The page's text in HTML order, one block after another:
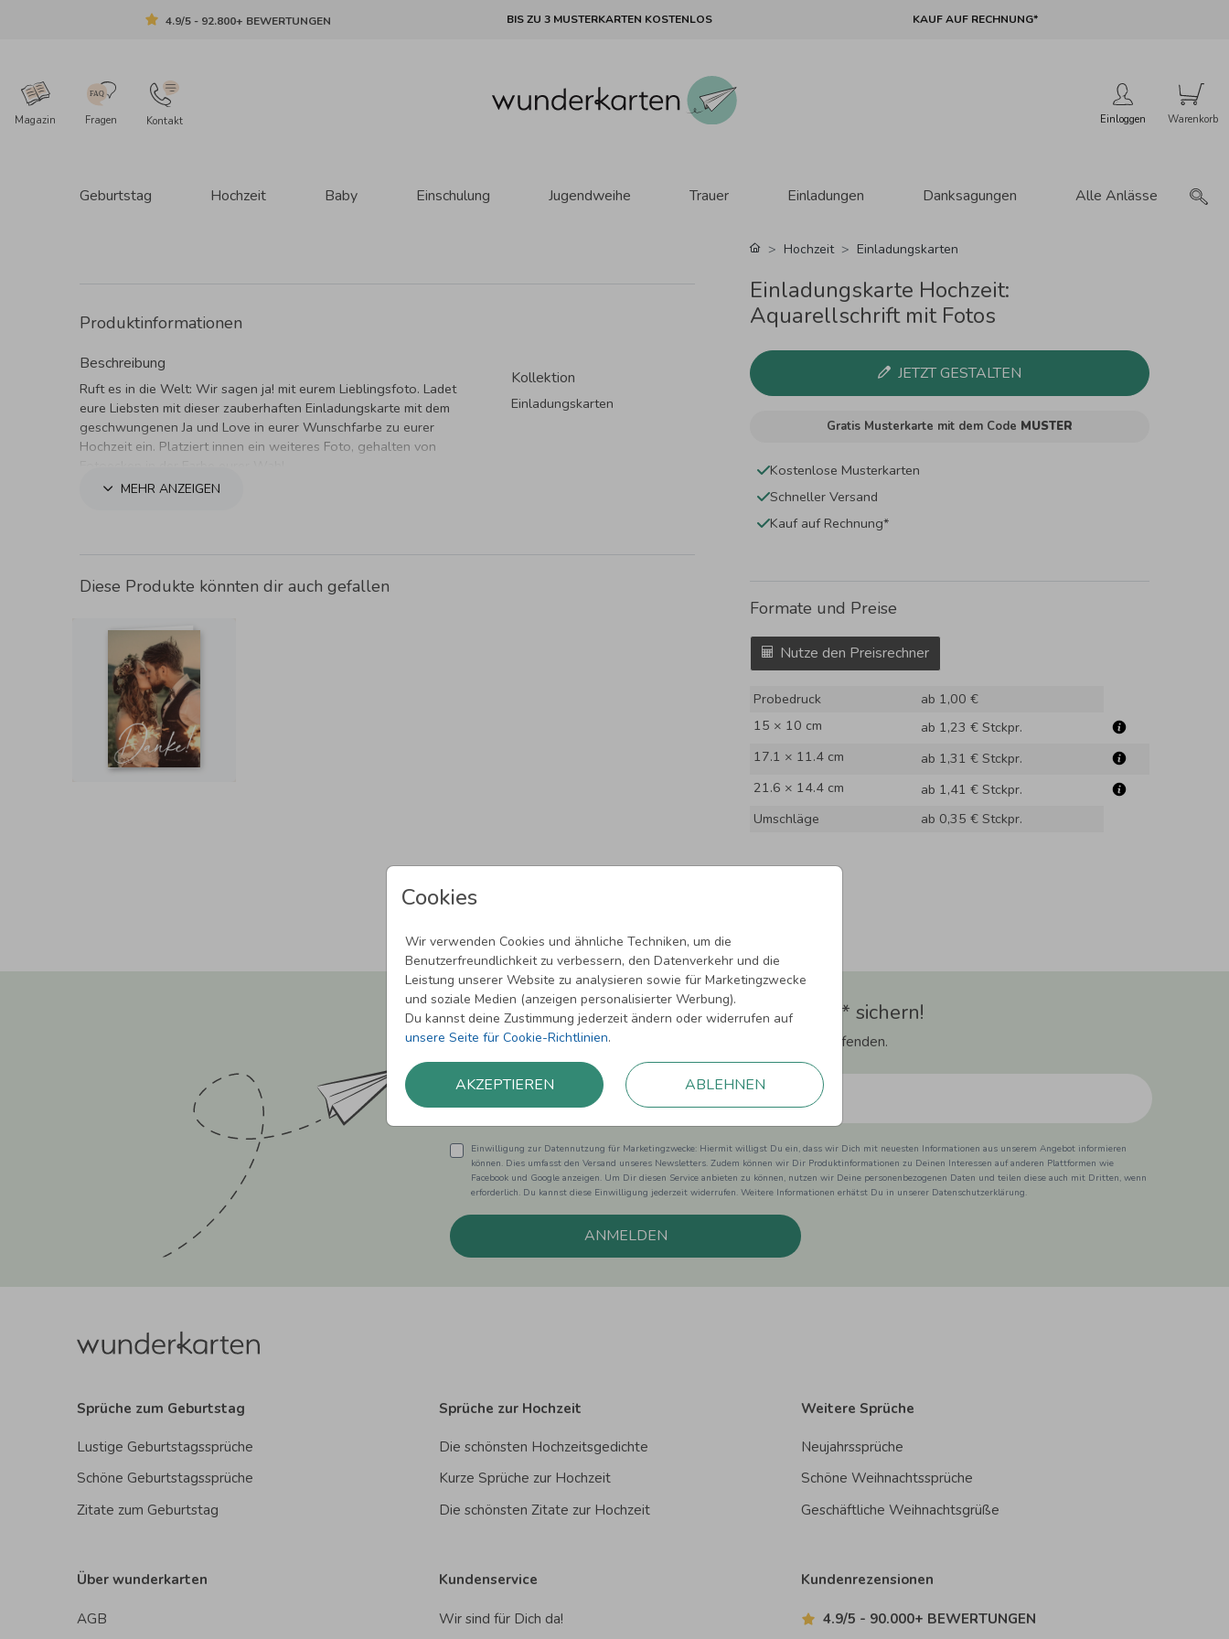
4.9/5 - 92.800+ BEWERTUNGEN BIS ZU 3 MUSTERKARTEN KOSTENLOS KAUF AUF RECHNUNG*
Magazin Fragen Kontakt Einloggen
Geburtstag Hochzeit Baby Einschulung Jugendweihe Trauer Einladungen Danksagungen Alle Anlässe
Cookies
Wir verwenden Cookies und ähnliche Techniken, um die
Benutzerfreundlichkeit zu verbessern, den Datenverkehr und die
Leistung unserer Website zu analysieren sowie für Marketingzwecke
und soziale Medien (anzeigen personalisierter Werbung).
Du kannst deine Zustimmung jederzeit ändern oder widerrufen auf
unsere Seite für Cookie-Richtlinien.
AKZEPTIEREN ABLEHNEN
Produktinformationen
Beschreibung
Ruft es in die Welt: Wir sagen ja! mit eurem Lieblingsfoto. Ladet
eure Liebsten mit dieser zauberhaften Einladungskarte mit dem
geschwungenen Ja und Love in eurer Wunschfarbe zu eurer
Hochzeit ein. Platziert innen ein weiteres Foto, gehalten von
MEHR ANZEIGEN
Kollektion
Einladungskarten
Diese Produkte könnten dir auch gefallen
Hochzeit Einladungskarten
Einladungskarte Hochzeit:
Aquarellschrift mit Fotos
JETZT GESTALTEN
Gratis Musterkarte mit dem Code MUSTER
Kostenlose Musterkarten
Schneller Versand
Kauf auf Rechnung*
Formate und Preise
Nutze den Preisrechner
Probedruck
ab 1,00 €
15 × 10 cm
ab 1,23 € Stckpr.
17.1 × 11.4 cm
ab 1,31 € Stckpr.
21.6 × 14.4 cm
ab 1,41 € Stckpr.
Umschläge
ab 0,35 € Stckpr.
Newsletter abonnieren und 5,00 € Rabatt** sichern!
Melde Dich zu unserem Newsletter an und bleibe auf dem Laufenden.
Einwilligung zur Datennutzung für Marketingzwecke: Hiermit willigst Du ein, dass wir Dich mit neuesten Informationen aus unserem Angebot informieren
können. Dies umfasst den Versand unseres Newsletters. Zudem können wir Dir Produktinformationen zu Deinen Interessen auf anderen Plattformen wie
Facebook und Google anzeigen. Um Dir diesen Service anbieten zu können, nutzen wir Deine personenbezogenen Daten und teilen diese auch mit Dritten, wenn
erforderlich. Du kannst diese Einwilligung jederzeit widerrufen. Weitere Informationen erhätst Du in unserer Datenschutzerklärung.
ANMELDEN
Sprüche zum Geburtstag
Lustige Geburtstagssprüche
Schöne Geburtstagssprüche
Zitate zum Geburtstag
Sprüche zur Hochzeit
Die schönsten Hochzeitsgedichte
Kurze Sprüche zur Hochzeit
Die schönsten Zitate zur Hochzeit
Weitere Sprüche
Neujahrssprüche
Schöne Weihnachtssprüche
Geschäftliche Weihnachtsgrüße
Über wunderkarten
AGB
Kundenservice
Wir sind für Dich da!
Kundenrezensionen
4.9/5 - 90.000+ BEWERTUNGEN